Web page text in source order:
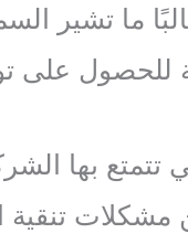
ما تشير
للحصول على
بها
تنقية